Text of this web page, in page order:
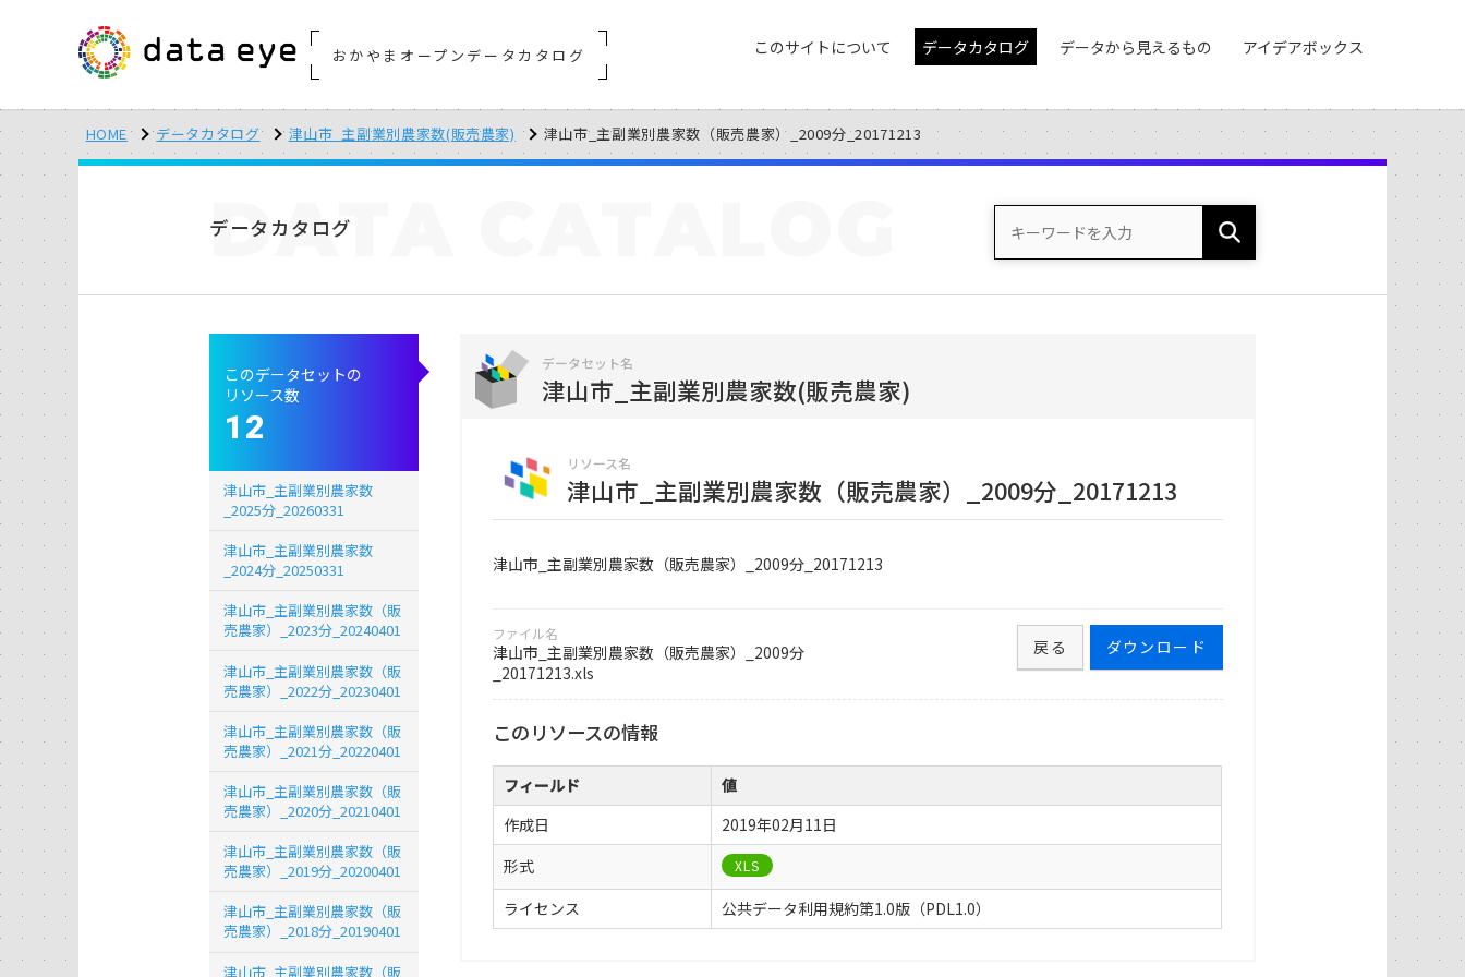
おかやまオープンデータカタログ このサイトについて データカタログ データから見えるもの アイデアボックス
HOME データカタログ 津山市_主副業別農家数(販売農家) 津山市_主副業別農家数（販売農家）_2009分_20171213
データカタログ
DATA
データセット名
津山市_主副業別農家数(販売農家)
リソース名
津山市_主副業別農家数（販売農家）_2009分_20171213
津山市_主副業別農家数（販売農家）_2009分_20171213
ファイル名
津山市_主副業別農家数（販売農家）_2009分
_20171213.xls
ダウンロード
戻る
このリソースの情報
フィールド
値
作成日
2019年02月11日
形式
XLS
ライセンス 公共データ利用規約第1.0版（PDL1.0）
このデータセットの
リソース数
12
津山市_主副業別農家数
_2025分_20260331
津山市_主副業別農家数
_2024分_20250331
津山市_主副業別農家数（販
売農家）_2023分_20240401
津山市_主副業別農家数（販
売農家）_2022分_20230401
津山市_主副業別農家数（販
売農家）_2021分_20220401
津山市_主副業別農家数（販
売農家）_2020分_20210401
津山市_主副業別農家数（販
売農家）_2019分_20200401
津山市_主副業別農家数（販
売農家）_2018分_20190401
津山市_主副業別農家数（販